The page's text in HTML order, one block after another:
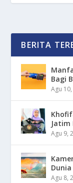
BERITA
Bagi
Agu
Jatim
Agu 9,
Agu 8,